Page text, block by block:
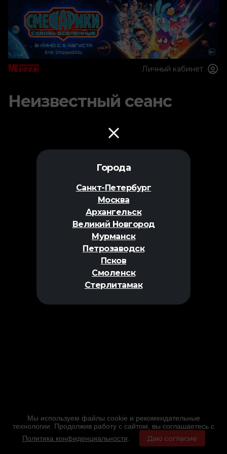
Города
Санкт-Петербург
Москва
Архангельск
Великий Новгород
Мурманск
Петрозаводск
Псков
Смоленск
Стерлитамак
Личный кабинет
Неизвестный сеанс
Мы используем файлы cookie и рекомендательные
технологии. Продолжив работу с сайтом, вы соглашаетесь с
Политика конфиденциальности
Даю согласие